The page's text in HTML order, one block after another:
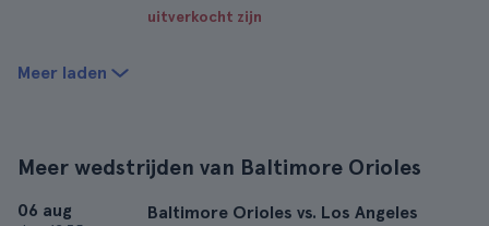
uitverkocht zijn
Meer laden
Meer wedstrijden van Baltimore Orioles
06 aug Baltimore Orioles vs. Los Angeles